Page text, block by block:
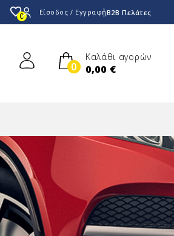
favorite_border0 Είσοδος / ΕγγραφήB2B Πελάτες
0
Καλάθι αγορών
0,00 €